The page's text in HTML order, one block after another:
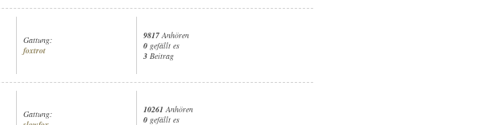
Gattung:
foxtrot
9817 Anhören
0 gefällt es
3 Beitrag
Gattung:
10261 Anhören
0 gefällt es